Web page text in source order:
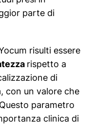
parte di
risulti essere
rispetto a
di
con un valore che
parametro
clinica di